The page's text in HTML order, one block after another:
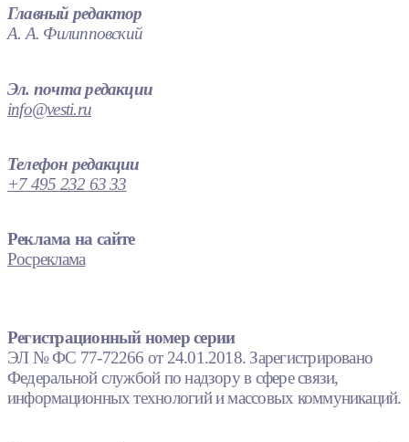
Главный редактор
А. А. Филипповский
Эл. почта редакции
info@vesti.ru
Телефон редакции
+7 495 232 63 33
Реклама на сайте
Росреклама
Регистрационный номер серии
ЭЛ № ФС 77-72266 от 24.01.2018. Зарегистрировано
Федеральной службой по надзору в сфере связи,
информационных технологий и массовых коммуникаций.